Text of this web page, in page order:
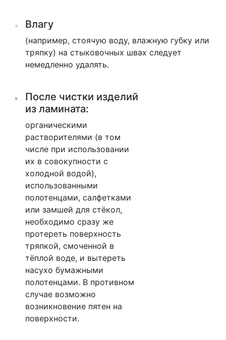
Влагу
(например, стоячую воду, влажную губку или
тряпку) на стыковочных швах следует
немедленно удалять.
После чистки изделий
из ламината:
органическими
растворителями (в том
числе при использовании
их в совокупности с
холодной водой),
использованными
полотенцами, салфетками
или замшей для стёкол,
необходимо сразу же
протереть поверхность
тряпкой, смоченной в
тёплой воде, и вытереть
насухо бумажными
полотенцами. В противном
случае возможно
возникновение пятен на
поверхности.